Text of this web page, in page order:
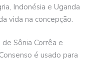
Indonésia e Uganda
vida na concepção.
Sônia Corrêa e
é usado para